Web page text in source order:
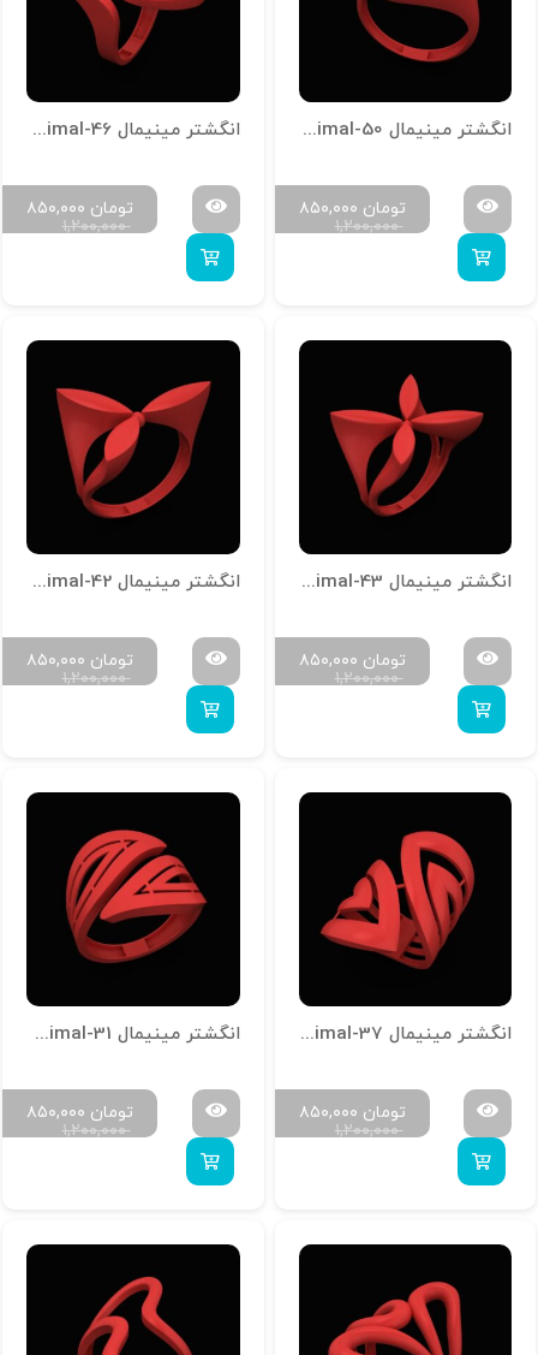
انگشتر مینیمال R-Minimal-50
۱,۲۰۰,۰۰۰
۸۵۰,۰۰۰ تومان
انگشتر مینیمال R-Minimal-46
۱,۲۰۰,۰۰۰
۸۵۰,۰۰۰ تومان
انگشتر مینیمال R-Minimal-43
۱,۲۰۰,۰۰۰
۸۵۰,۰۰۰ تومان
انگشتر مینیمال R-Minimal-42
۱,۲۰۰,۰۰۰
۸۵۰,۰۰۰ تومان
انگشتر مینیمال R-Minimal-37
۱,۲۰۰,۰۰۰
۸۵۰,۰۰۰ تومان
انگشتر مینیمال R-Minimal-31
۱,۲۰۰,۰۰۰
۸۵۰,۰۰۰ تومان